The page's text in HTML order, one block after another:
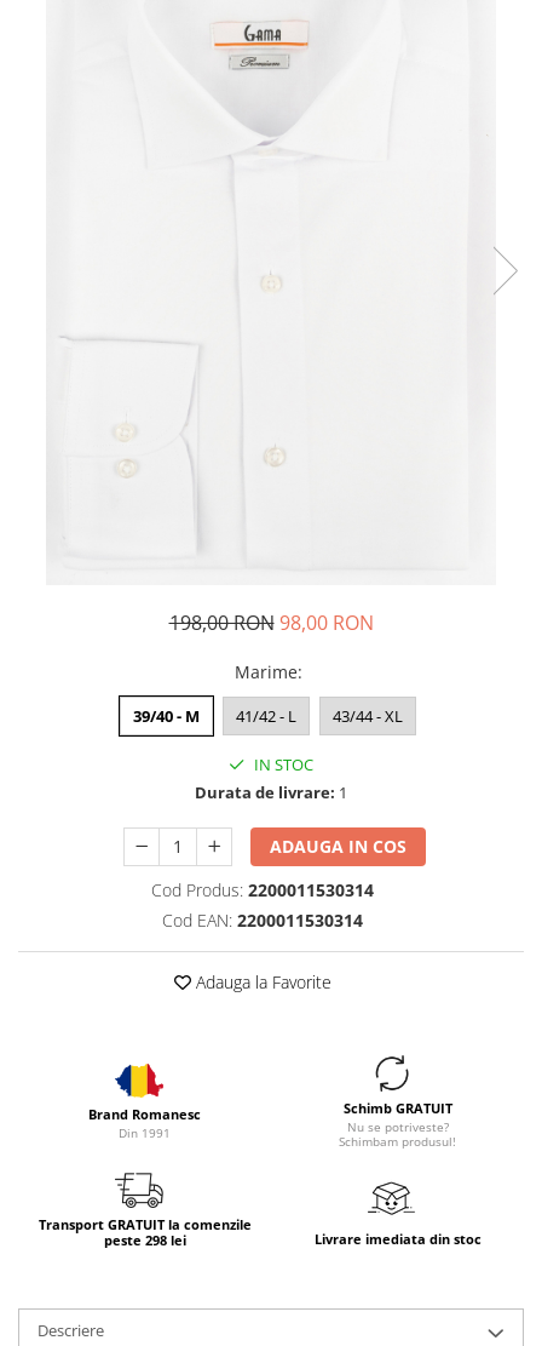
198,00 RON 98,00 RON
Marime:
39/40 - M 41/42 - L 43/44 - XL
IN STOC
Durata de livrare: 1
ADAUGA IN COS
Cod Produs: 2200011530314
Cod EAN: 2200011530314
Adauga la Favorite
Brand Romanesc
Din 1991
Schimb GRATUIT
Nu se potriveste?
Schimbam produsul!
Transport GRATUIT la comenzile
peste 298 lei
Livrare imediata din stoc
Descriere